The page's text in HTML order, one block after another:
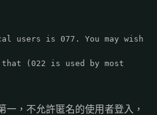
users is 077. You may wish
(022 is used by most
一，不允許匿名的使用者登入，